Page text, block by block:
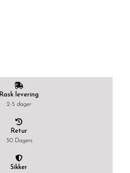
Rask levering
2-5 dager
Retur
30 Dagers
Sikker